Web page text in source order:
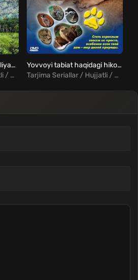
Yovvoyi Braziliya / Braziliyaning yovvoyi tabiati Barcha qismlar Uzbek Tilida
Tarjima Seriallar / Hujjatli / Xorij Seriallar Uzbek Tilida
Yovvoyi tabiat haqidagi hikoyalar / Yovvoyi ertaklar Barcha qismlar Uzbek Tilida
Tarjima Seriallar / Hujjatli / Xorij Seriallar Uzbek Tilida